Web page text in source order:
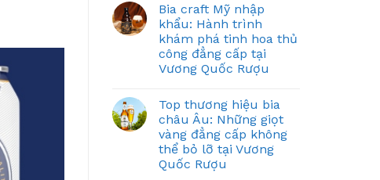
Bia craft Mỹ nhập
khẩu: Hành trình
khám phá tinh hoa thủ
công đẳng cấp tại
Vương Quốc Rượu
Top thương hiệu bia
châu Âu: Những giọt
vàng đẳng cấp không
thể bỏ lỡ tại Vương
Quốc Rượu